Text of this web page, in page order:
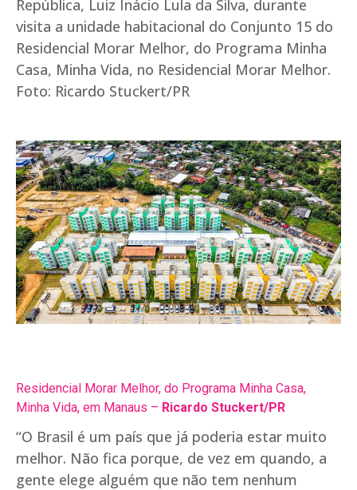
Residencial Morar Melhor, do Programa Minha Casa,
Minha Vida, em Manaus – Ricardo Stuckert/PR
“O Brasil é um país que já poderia estar muito
melhor. Não fica porque, de vez em quando, a
gente elege alguém que não tem nenhum